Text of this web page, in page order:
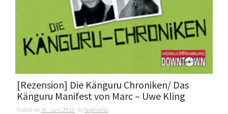
[Rezension] Die Känguru Chroniken/ Das
Känguru Manifest von Marc – Uwe Kling
Posted on 30. Juni 2015 by SophiaNo